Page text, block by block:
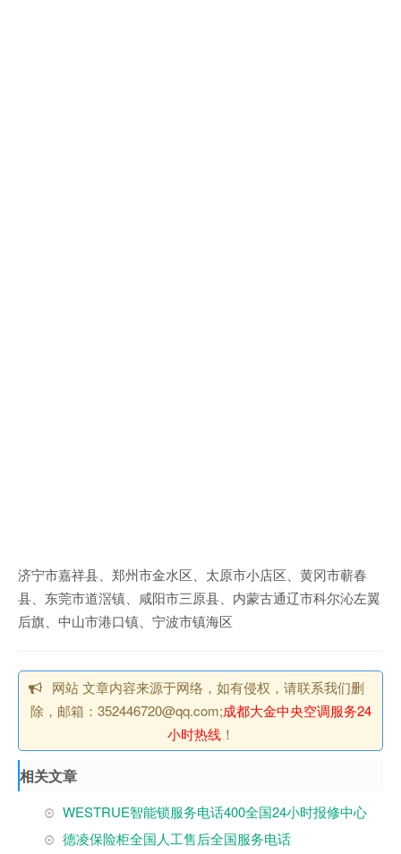
济宁市嘉祥县、郑州市金水区、太原市小店区、黄冈市蕲春
县、东莞市道滘镇、咸阳市三原县、内蒙古通辽市科尔沁左翼
后旗、中山市港口镇、宁波市镇海区
网站 文章内容来源于网络，如有侵权，请联系我们删
除，邮箱：352446720@qq.com;成都大金中央空调服务24
小时热线！
相关文章
WESTRUE智能锁服务电话400全国24小时报修中心
德凌保险柜全国人工售后全国服务电话